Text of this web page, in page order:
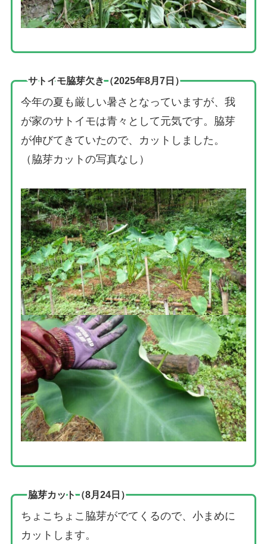
サトイモ脇芽欠き（2025年8月7日）
今年の夏も厳しい暑さとなっていますが、我
が家のサトイモは青々として元気です。脇芽
が伸びてきていたので、カットしました。
（脇芽カットの写真なし）
脇芽カット（8月24日）
ちょこちょこ脇芽がでてくるので、小まめに
カットします。